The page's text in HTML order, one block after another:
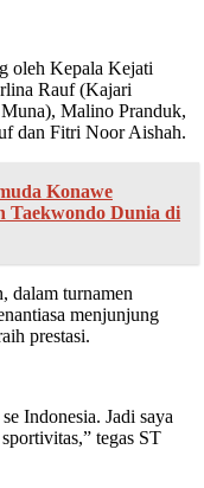
oleh Kepala Kejati
Rauf (Kajari
Malino Pranduk,
dan Fitri Noor Aishah.
Konawe
Taekwondo Dunia di
dalam turnamen
menjunjung
prestasi.
Indonesia. Jadi saya
tegas ST